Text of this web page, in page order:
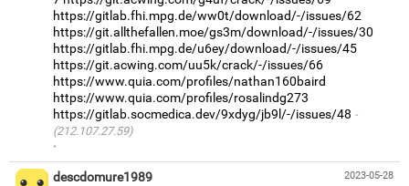
https://gitlab.fhi.mpg.de/ww0t/download/-/issues/62
https://git.allthefallen.moe/gs3m/download/-/issues/30
https://gitlab.fhi.mpg.de/u6ey/download/-/issues/45
https://git.acwing.com/uu5k/crack/-/issues/66
https://www.quia.com/profiles/nathan160baird
https://www.quia.com/profiles/rosalindg273
https://gitlab.socmedica.dev/9xdyg/jb9l/-/issues/48
(212.107.27.59)
·
2023-05-28
descdomure1989